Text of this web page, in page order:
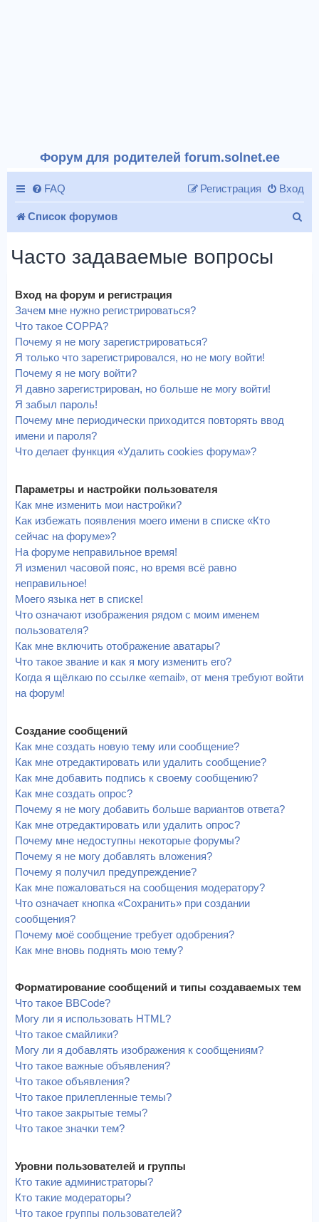
Форум для родителей forum.solnet.ee
FAQ Вход
Регистрация
Список форумов
Часто задаваемые вопросы
Вход на форум и регистрация
Зачем мне нужно регистрироваться?
Что такое COPPA?
Почему я не могу зарегистрироваться?
Я только что зарегистрировался, но не могу войти!
Почему я не могу войти?
Я давно зарегистрирован, но больше не могу войти!
Я забыл пароль!
Почему мне периодически приходится повторять ввод
имени и пароля?
Что делает функция «Удалить cookies форума»?
Параметры и настройки пользователя
Как мне изменить мои настройки?
Как избежать появления моего имени в списке «Кто
сейчас на форуме»?
На форуме неправильное время!
Я изменил часовой пояс, но время всё равно
неправильное!
Моего языка нет в списке!
Что означают изображения рядом с моим именем
пользователя?
Как мне включить отображение аватары?
Что такое звание и как я могу изменить его?
Когда я щёлкаю по ссылке «email», от меня требуют войти
на форум!
Создание сообщений
Как мне создать новую тему или сообщение?
Как мне отредактировать или удалить сообщение?
Как мне добавить подпись к своему сообщению?
Как мне создать опрос?
Почему я не могу добавить больше вариантов ответа?
Как мне отредактировать или удалить опрос?
Почему мне недоступны некоторые форумы?
Почему я не могу добавлять вложения?
Почему я получил предупреждение?
Как мне пожаловаться на сообщения модератору?
Что означает кнопка «Сохранить» при создании
сообщения?
Почему моё сообщение требует одобрения?
Как мне вновь поднять мою тему?
Форматирование сообщений и типы создаваемых тем
Что такое BBCode?
Могу ли я использовать HTML?
Что такое смайлики?
Могу ли я добавлять изображения к сообщениям?
Что такое важные объявления?
Что такое объявления?
Что такое прилепленные темы?
Что такое закрытые темы?
Что такое значки тем?
Уровни пользователей и группы
Кто такие администраторы?
Кто такие модераторы?
Что такое группы пользователей?